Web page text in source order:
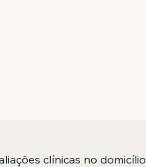
clínicas no domicílio